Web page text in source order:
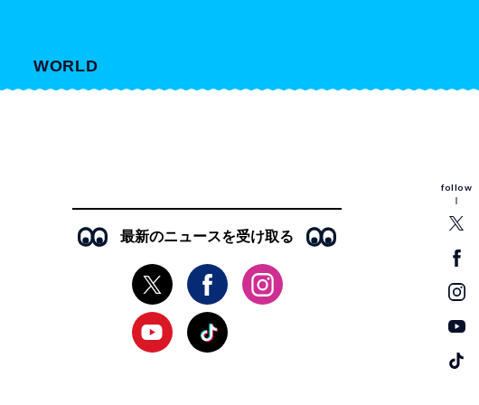
WORLD
follow
最新のニュースを受け取る